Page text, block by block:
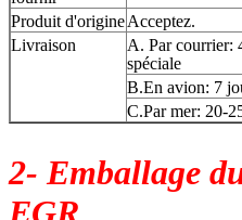
Produit d'origineAcceptez.
Livraison
A. Par courrier:
spéciale
B.En avion: 7
C.Par mer: 20-
2- Emballage